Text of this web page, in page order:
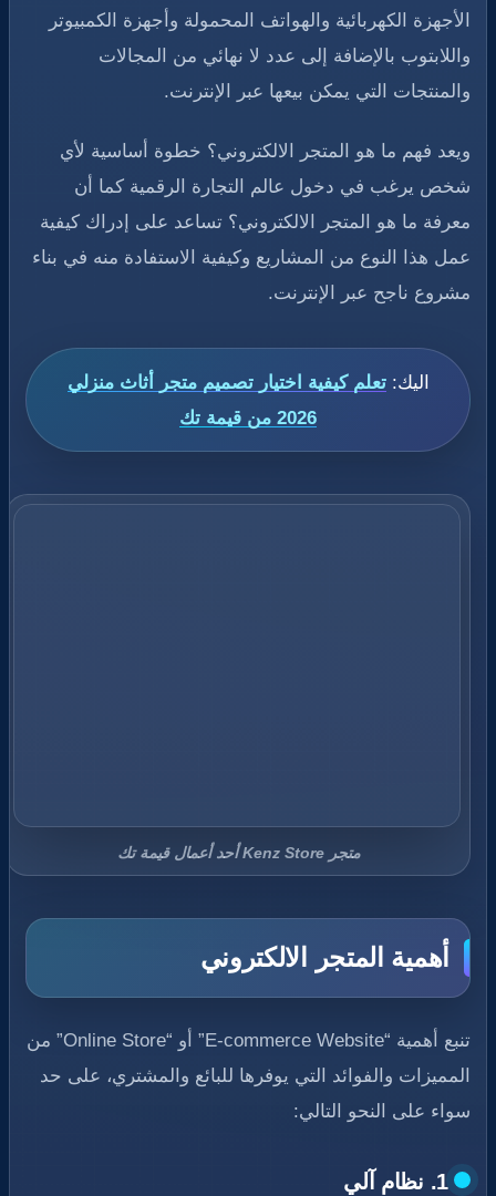
الأجهزة الكهربائية والهواتف المحمولة وأجهزة الكمبيوتر
واللابتوب بالإضافة إلى عدد لا نهائي من المجالات
والمنتجات التي يمكن بيعها عبر الإنترنت.
ويعد فهم ما هو المتجر الالكتروني؟ خطوة أساسية لأي
شخص يرغب في دخول عالم التجارة الرقمية كما أن
معرفة ما هو المتجر الالكتروني؟ تساعد على إدراك كيفية
عمل هذا النوع من المشاريع وكيفية الاستفادة منه في بناء
مشروع ناجح عبر الإنترنت.
اليك:تعلم كيفية اختيار تصميم متجر أثاث منزلي
2026 من قيمة تك
متجر Kenz Store أحد أعمال قيمة تك
أهمية المتجر الالكتروني
تنبع أهمية “E-commerce Website” أو “Online Store” من
المميزات والفوائد التي يوفرها للبائع والمشتري، على حد
سواء على النحو التالي:
1. نظام آلي